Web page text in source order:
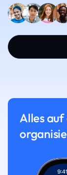
Alles auf